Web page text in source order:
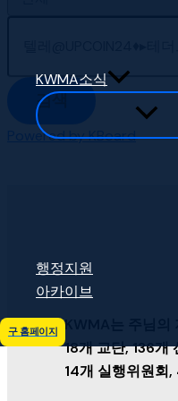
KWMA소식
행정지원
아카이브
구 홈페이지
검색
Powered by KBoard
KWMA는 주님의
18개 교단, 136개
14개 실행위원회